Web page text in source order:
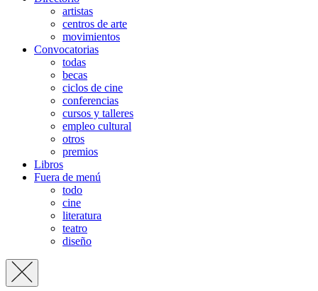
artistas
centros de arte
movimientos
Convocatorias
todas
becas
ciclos de cine
conferencias
cursos y talleres
empleo cultural
otros
premios
Libros
Fuera de menú
todo
cine
literatura
teatro
diseño